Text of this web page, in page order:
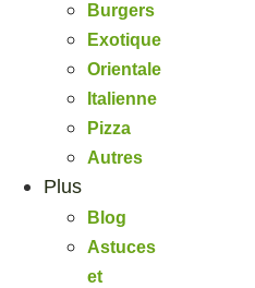
Burgers
Exotique
Orientale
Italienne
Pizza
Autres
Plus
Blog
Astuces
et